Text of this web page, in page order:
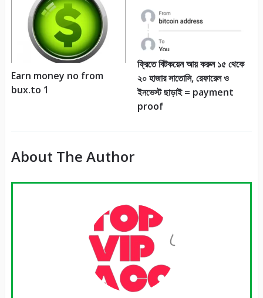
Earn money no from
bux.to 1
ফ্রিতে বিটকয়েন আয় করুন ১৫ থেকে
২০ হাজার সাতোসি, রেফারেল ও
ইনভেস্ট ছাড়াই = payment
proof
About The Author